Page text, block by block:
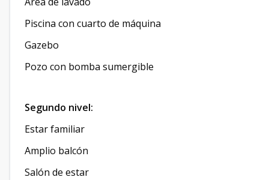
Piscina con cuarto de máquina
Gazebo
Pozo con bomba sumergible
Segundo nivel:
Estar familiar
Amplio balcón
Salón de estar